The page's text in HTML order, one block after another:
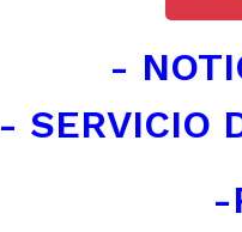
-
- SERVICIO
-